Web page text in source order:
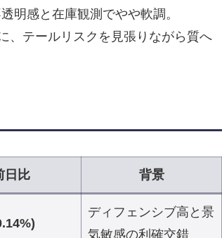
明感と在庫観測でやや軟調。
、テールリスクを見張りながら質へ
日比 背景
ディフェンシブ高と景
気敏感の利確交錯